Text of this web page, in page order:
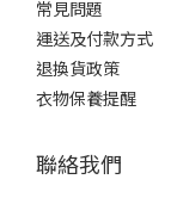
常見問題
運送及付款方式
退換貨政策
衣物保養提醒
聯絡我們